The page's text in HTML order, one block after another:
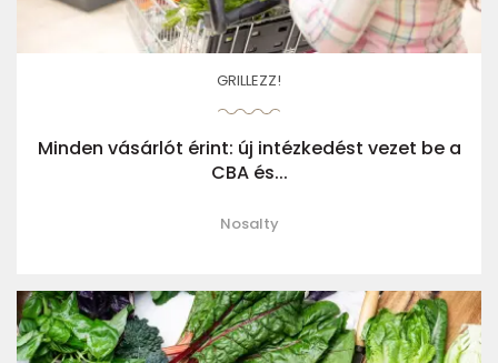
GRILLEZZ!
Minden vásárlót érint: új intézkedést vezet be a
CBA és...
Nosalty